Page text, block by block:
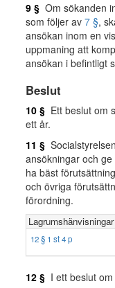
9 § Om sökanden
som följer av 7 §,
ansökan inom en
uppmaning att
ansökan i befintligt
Beslut
10 § Ett beslut om
ett år.
11 §
ansökningar och
ha bäst
och övriga
förordning.
12 § 1 st 4 p
12 § I ett beslut